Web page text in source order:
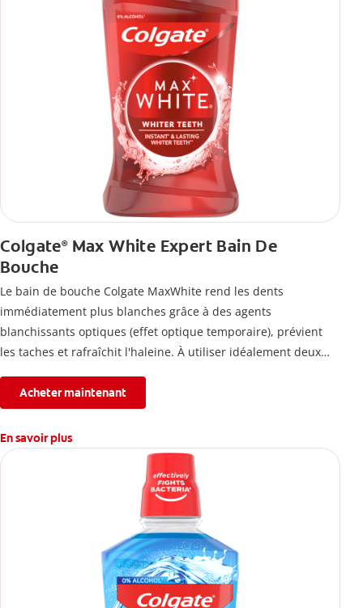
Colgate®Max White Expert Bain De
Bouche
Le bain de bouche Colgate MaxWhite rend les dents
immédiatement plus blanches grâce à des agents
blanchissants optiques (effet optique temporaire), prévient
les taches et rafraîchit l'haleine. À utiliser idéalement deux
Acheter maintenant
En savoir plus